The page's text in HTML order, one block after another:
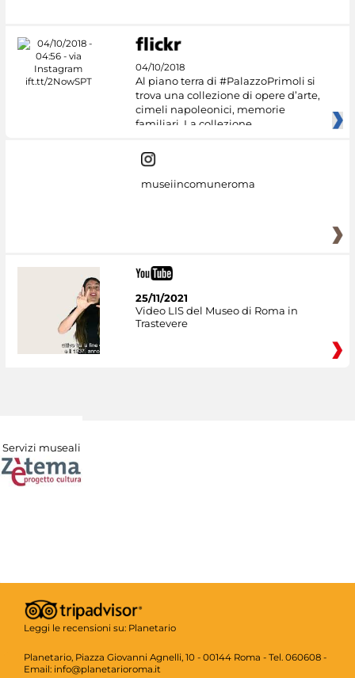
04/10/2018
Al piano terra di #PalazzoPrimoli si
trova una collezione di opere d’arte,
cimeli napoleonici, memorie
familiari. La collezione
museiincomuneroma
25/11/2021
Video LIS del Museo di Roma in
Trastevere
Servizi museali
Leggi le recensioni su: Planetario
Planetario, Piazza Giovanni Agnelli, 10 - 00144 Roma - Tel. 060608 -
Email: info@planetarioroma.it